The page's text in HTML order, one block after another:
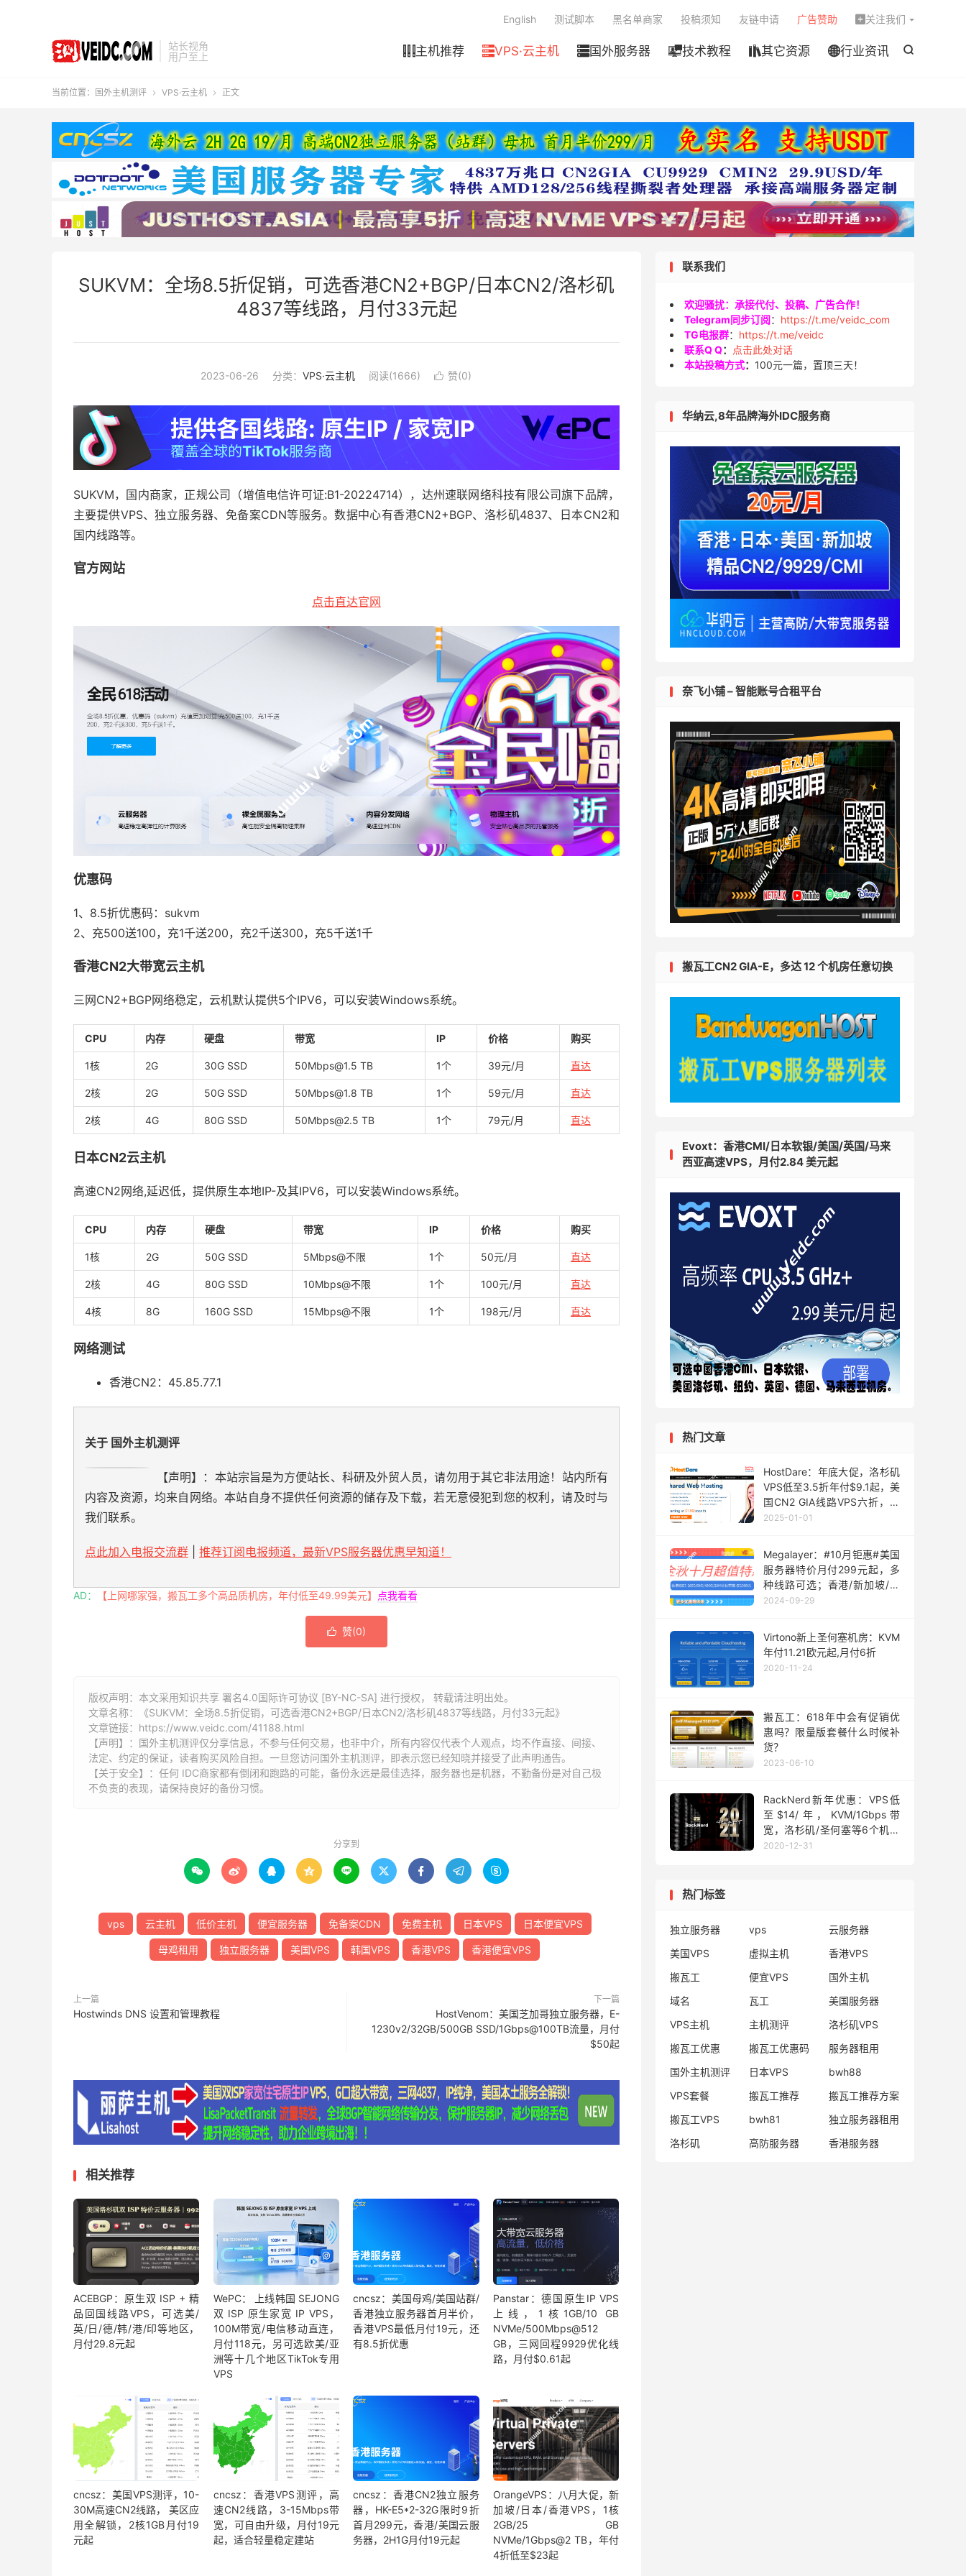
站长视角
用户至上

主机推荐 VPS·云主机 国外服务器 技术教程 其它资源 行业资讯
English 测试脚本 黑名单商家 投稿须知 友链申请 广告赞助  关注我们
当前位置： 国外主机测评  VPS·云主机  正文
SUKVM：全场8.5折促销，可选香港CN2+BGP/日本CN2/洛杉矶
4837等线路，月付33元起
2023-06-26 分类： VPS·云主机 阅读(1666)  赞(0)
SUKVM，国内商家，正规公司（增值电信许可证:B1-20224714），达州速联网络科技有限公司旗下品牌，
主要提供VPS、独立服务器、免备案CDN等服务。数据中心有香港CN2+BGP、洛杉矶4837、日本CN2和
国内线路等。
官方网站
点击直达官网
优惠码
1、8.5折优惠码：sukvm
2、充500送100，充1千送200，充2千送300，充5千送1千
香港CN2大带宽云主机
三网CN2+BGP网络稳定，云机默认提供5个IPV6，可以安装Windows系统。
CPU 内存 硬盘 带宽 IP 价格 购买
1核 2G 30G SSD 50Mbps@1.5 TB 1个 39元/月 直达
2核 2G 50G SSD 50Mbps@1.8 TB 1个 59元/月 直达
2核 4G 80G SSD 50Mbps@2.5 TB 1个 79元/月 直达
日本CN2云主机
高速CN2网络,延迟低，提供原生本地IP-及其IPV6，可以安装Windows系统。
CPU 内存 硬盘 带宽 IP 价格 购买
1核 2G 50G SSD 5Mbps@不限 1个 50元/月 直达
2核 4G 80G SSD 10Mbps@不限 1个 100元/月 直达
4核 8G 160G SSD 15Mbps@不限 1个 198元/月 直达
网络测试
香港CN2：45.85.77.1
关于 国外主机测评
【声明】：本站宗旨是为方便站长、科研及外贸人员，请勿用于其它非法用途！站内所有
内容及资源，均来自网络。本站自身不提供任何资源的储存及下载，若无意侵犯到您的权利，请及时与
我们联系。
点此加入电报交流群 推荐订阅电报频道，最新VPS服务器优惠早知道！
AD： 【上网哪家强，搬瓦工多个高品质机房，年付低至49.99美元】 点我看看
 赞(0)
版权声明：本文采用知识共享 署名4.0国际许可协议 [BY-NC-SA] 进行授权， 转载请注明出处。
文章名称：《SUKVM：全场8.5折促销，可选香港CN2+BGP/日本CN2/洛杉矶4837等线路，月付33元起》
文章链接： https://www.veidc.com/41188.html
【声明】：国外主机测评仅分享信息，不参与任何交易，也非中介，所有内容仅代表个人观点，均不作直接、间接、
法定、约定的保证，读者购买风险自担。一旦您访问国外主机测评，即表示您已经知晓并接受了此声明通告。
【关于安全】：任何 IDC商家都有倒闭和跑路的可能，备份永远是最佳选择，服务器也是机器，不勤备份是对自己极
不负责的表现，请保持良好的备份习惯。
分享到
        
vps 云主机 低价主机 便宜服务器 免备案CDN 免费主机 日本VPS 日本便宜VPS
母鸡租用 独立服务器 美国VPS 韩国VPS 香港VPS 香港便宜VPS
上一篇
Hostwinds DNS 设置和管理教程
下一篇
HostVenom：美国芝加哥独立服务器，E-
1230v2/32GB/500GB SSD/1Gbps@100TB流量，月付
$50起
相关推荐
ACEBGP：原生双 ISP + 精
品回国线路VPS，可选美/
英/日/德/韩/港/印等地区，
月付29.8元起
WePC： 上线韩国 SEJONG
双 ISP 原生家宽 IP VPS，
100M带宽/电信移动直连，
月付118元，另可选欧美/亚
洲等十几个地区TikTok专用
VPS
cncsz：美国母鸡/美国站群/
香港独立服务器首月半价，
香港VPS最低月付19元，还
有8.5折优惠
Panstar：德国原生IP VPS
上线，1核1GB/10 GB
NVMe/500Mbps@512
GB，三网回程9929优化线
路，月付$0.61起
cncsz：美国VPS测评，10-
30M高速CN2线路， 美区应
用全解锁，2核1GB月付19
元起
cncsz：香港VPS测评，高
速CN2线路，3-15Mbps带
宽，可自由升级，月付19元
起，适合轻量稳定建站
cncsz：香港CN2独立服务
器，HK-E5*2-32G限时9折
首月299元，香港/美国云服
务器，2H1G月付19元起
OrangeVPS：八月大促，新
加坡/日本/香港VPS，1核
2GB/25 GB
NVMe/1Gbps@2 TB，年付
4折低至$23起
联系我们
欢迎骚扰：承接代付、投稿、广告合作！
Telegram同步订阅： https://t.me/veidc_com
TG电报群： https://t.me/veidc
联系Q Q：
点击此处对话
本站投稿方式： 100元一篇，置顶三天！
华纳云,8年品牌海外IDC服务商
奈飞小铺 – 智能账号合租平台
搬瓦工CN2 GIA-E，多达 12 个机房任意切换
Evoxt：香港CMI/日本软银/美国/英国/马来
西亚高速VPS，月付2.84 美元起
热门文章
HostDare：年底大促，洛杉矶
VPS低至3.5折年付$9.1起，美
国CN2 GIA线路VPS六折，年
付$21.6起
2025-01-01
Megalayer：#10月钜惠#美国
服务器特价月付299元起，多
种线路可选；香港/新加坡/圣
何塞双路E5服务器月付499元
2024-09-29
Virtono新上圣何塞机房：KVM
年付11.21欧元起,月付6折
2020-11-24
搬瓦工：618年中会有促销优
惠吗？限量版套餐什么时候补
货？
2023-06-10
RackNerd新年优惠：VPS低
至$14/年，KVM/1Gbps带
宽，洛杉矶/圣何塞等6个机房
可选
2020-12-31
热门标签
独立服务器 vps
云服务器
美国VPS
虚拟主机
香港VPS
搬瓦工
便宜VPS
国外主机
域名
瓦工
美国服务器
VPS主机
主机测评
洛杉矶VPS
搬瓦工优惠
搬瓦工优惠码
服务器租用
国外主机测评
日本VPS
bwh88
VPS套餐
搬瓦工推荐
搬瓦工推荐方案
搬瓦工VPS
bwh81
独立服务器租用
洛杉矶
高防服务器 香港服务器